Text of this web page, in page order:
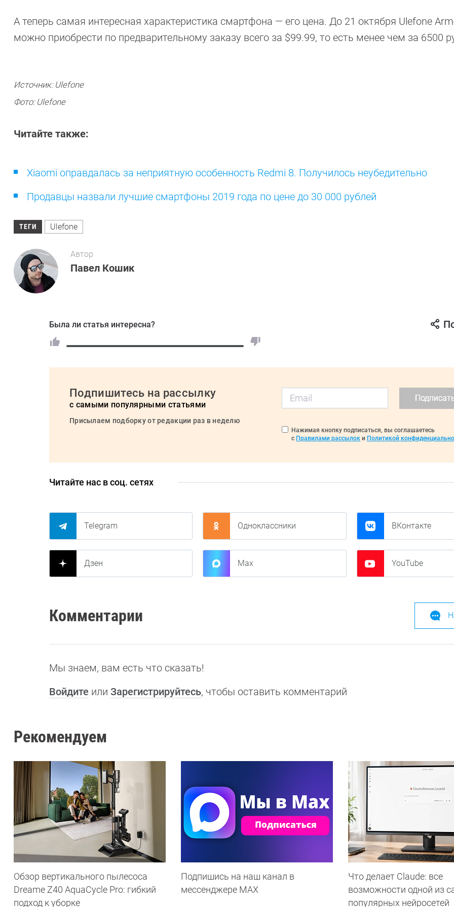
А теперь самая интересная характеристика смартфона — его цена. До 21 октября Ulefone
можно приобрести по предварительному заказу всего за $99.99, то есть менее чем за 6500
Источник: Ulefone
Фото: Ulefone
Читайте также:
Xiaomi оправдалась за неприятную особенность Redmi 8. Получилось неубедительно
Продавцы назвали лучшие смартфоны 2019 года по цене до 30 000 рублей
ТЕГИ Ulefone
Автор
Павел Кошик
Была ли статья интересна?
Подпишитесь на рассылку
с самыми популярными статьями
Присылаем подборку от редакции раз в неделю
Нажимая кнопку подписаться, вы соглашаетесь
с Правилами рассылок и Политикой
Читайте нас в соц. сетях
Telegram Одноклассники ВКонтакте
Дзен Max YouTube
Комментарии
Мы знаем, вам есть что сказать!
Войдите или Зарегистрируйтесь, чтобы оставить комментарий
Рекомендуем
Обзор вертикального пылесоса
Dreame Z40 AquaCycle Pro: гибкий
подход к уборке
Подпишись на наш канал в
мессенджере МАХ
Что делает Сlaude: все
возможности одной из
популярных нейросетей